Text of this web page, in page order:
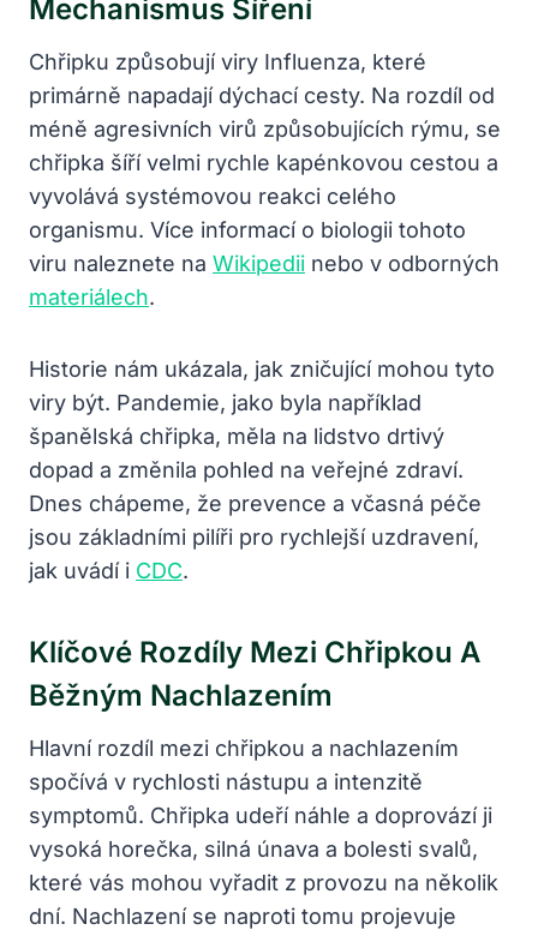
Mechanismus Šíření
Chřipku způsobují viry Influenza, které
primárně napadají dýchací cesty. Na rozdíl od
méně agresivních virů způsobujících rýmu, se
chřipka šíří velmi rychle kapénkovou cestou a
vyvolává systémovou reakci celého
organismu. Více informací o biologii tohoto
viru naleznete na Wikipedii nebo v odborných
materiálech.
Historie nám ukázala, jak zničující mohou tyto
viry být. Pandemie, jako byla například
španělská chřipka, měla na lidstvo drtivý
dopad a změnila pohled na veřejné zdraví.
Dnes chápeme, že prevence a včasná péče
jsou základními pilíři pro rychlejší uzdravení,
jak uvádí i CDC.
Klíčové Rozdíly Mezi Chřipkou A
Běžným Nachlazením
Hlavní rozdíl mezi chřipkou a nachlazením
spočívá v rychlosti nástupu a intenzitě
symptomů. Chřipka udeří náhle a doprovází ji
vysoká horečka, silná únava a bolesti svalů,
které vás mohou vyřadit z provozu na několik
dní. Nachlazení se naproti tomu projevuje